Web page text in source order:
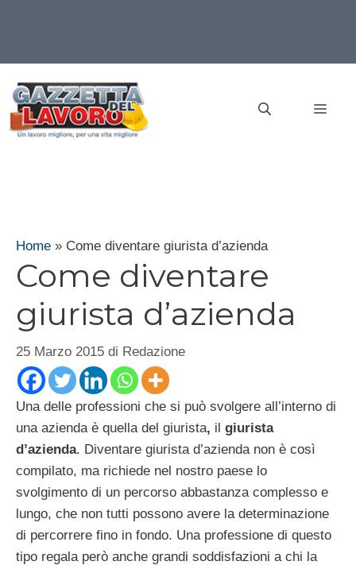
contenuto
Home » Come diventare giurista d’azienda
Come diventare
giurista d’azienda
25 Marzo 2015 di Redazione
Una delle professioni che si può svolgere all’interno di
una azienda è quella del giurista, il giurista
d’azienda. Diventare giurista d’azienda non è così
compilato, ma richiede nel nostro paese lo
svolgimento di un percorso abbastanza complesso e
lungo, che non tutti possono avere la determinazione
di percorrere fino in fondo. Una professione di questo
tipo regala però anche grandi soddisfazioni a chi la